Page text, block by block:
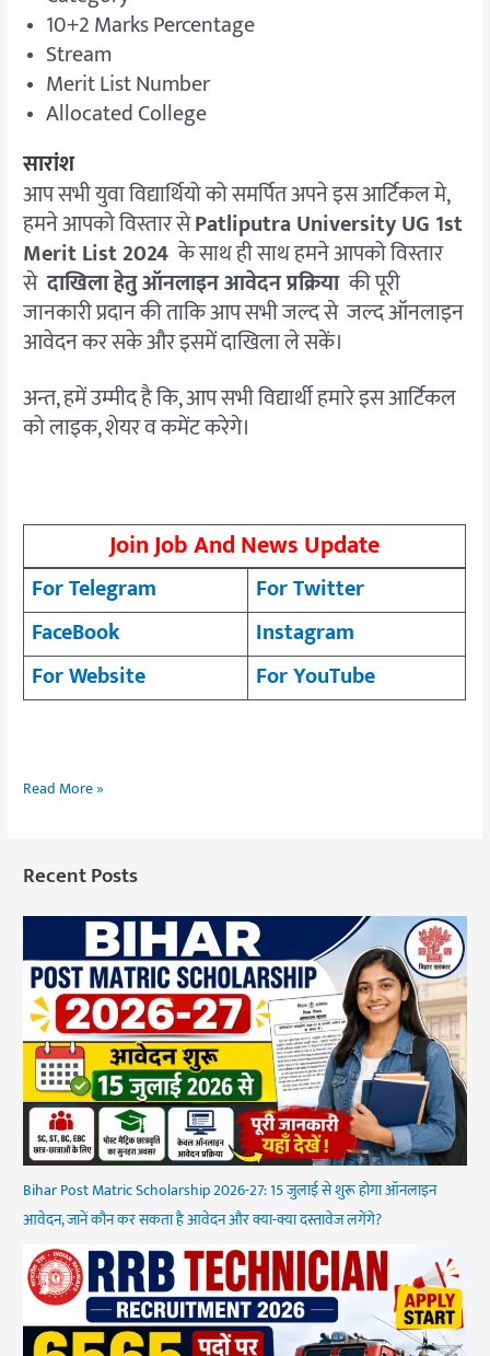
10+2 Marks Percentage
Stream
Merit List Number
Allocated College
सारांश
आप सभी युवा विद्यार्थियो को समर्पित अपने इस आर्टिकल मे,
हमने आपको विस्तार सेPatliputra University UG 1st
Merit List 2024 के साथ ही साथ हमने आपको विस्तार
से दाखिला हेतु ऑनलाइन आवेदन प्रक्रिया की पूरी
जानकारी प्रदान की ताकि आप सभी जल्द से जल्द ऑनलाइन
आवेदन कर सके और इसमें दाखिला ले सकें।
अन्त, हमें उम्मीद है कि, आप सभी विद्यार्थी हमारे इस आर्टिकल
को लाइक, शेयर व कमेंट करेगे।
Join Job And News Update
For Telegram
For Twitter
FaceBook
Instagram
For Website
For YouTube
Read More »
Recent Posts
Bihar Post Matric Scholarship 2026-27: 15 जुलाई से शुरू होगा ऑनलाइन
आवेदन, जानें कौन कर सकता है आवेदन और क्या-क्या दस्तावेज लगेंगे?